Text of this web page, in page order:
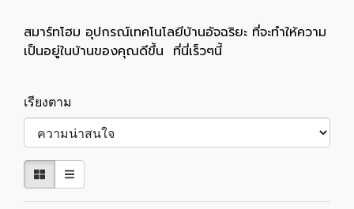
สมาร์ทโฮม อุปกรณ์เทคโนโลยีบ้านอัจฉริยะ ที่จะทำให้ความ
เป็นอยู่ในบ้านของคุณดีขึ้น ที่นี่เร็วๆนี้
เรียงตาม